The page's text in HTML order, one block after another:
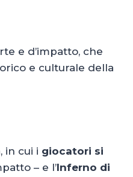
e d’impatto, che
e culturale della
in cui i giocatori si
– e l’Inferno di